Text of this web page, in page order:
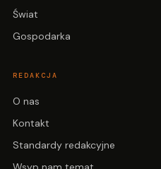
Świat
Gospodarka
REDAKCJA
O nas
Kontakt
Standardy redakcyjne